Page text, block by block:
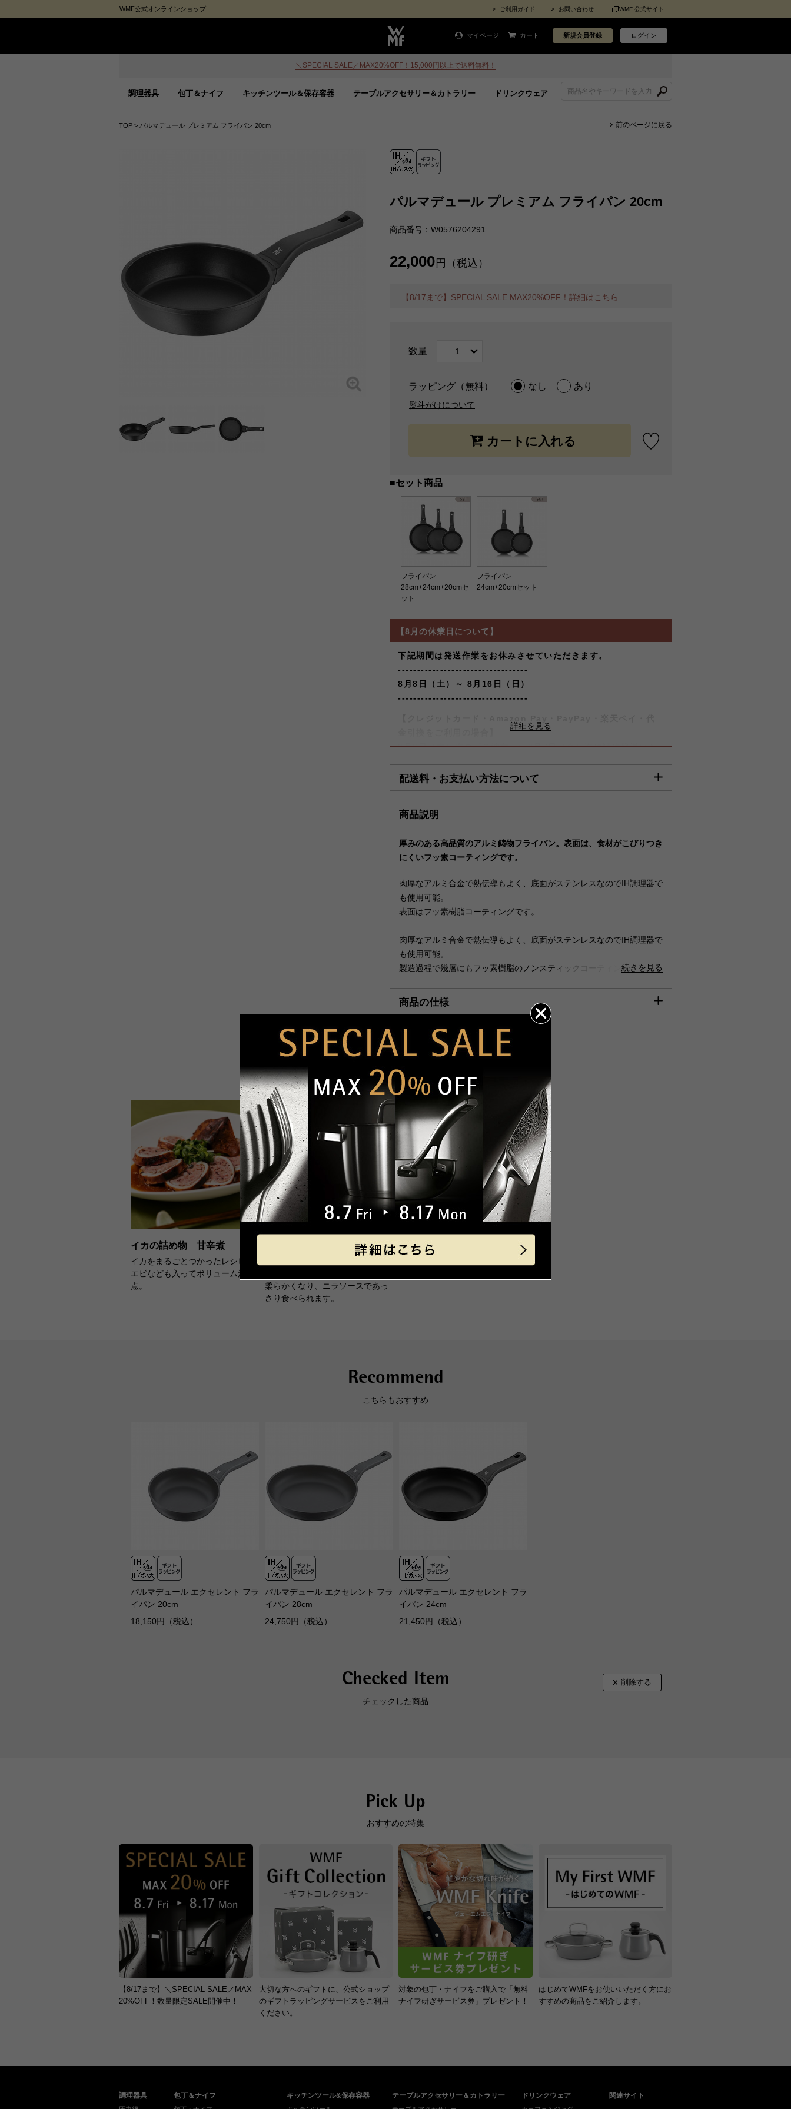
WMF公式オンラインショップ ご利用ガイド お問い合わせ WMF 公式サイト
マイページ カート 新規会員登録 ログイン
＼SPECIAL SALE／MAX20%OFF！15,000円以上で送料無料！
調理器具 包丁＆ナイフ キッチンツール＆保存容器 テーブルアクセサリー＆カトラリー ドリンクウェア
TOP > パルマデュール プレミアム フライパン 20cm 前のページに戻る
パルマデュール プレミアム フライパン 20cm
商品番号：W0576204291
22,000 円（税込）
【8/17まで】SPECIAL SALE MAX20%OFF！詳細はこちら
数量
ラッピング（無料） なし あり
熨斗がけについて
■セット商品
フライパン
28cm+24cm+20cmセ
ット
フライパン
24cm+20cmセット
【8月の休業日について】
下記期間は発送作業をお休みさせていただきます。
----------------------------------
8月8日（土）～ 8月16日（日）
----------------------------------
8月6日（木）迄の『ご注文』は8月7日（金）迄に順次発送いた
【コンビニ決済をご利用の場合】
迄に順次発送いたします。
（月）以降の発送となります。
し上げます。
配送料・お支払い方法について
■配送料（税込）
東北・関東・信越・
840円
中国・四国
九州 1,100円
沖縄 1,980円
海外への発送は行っておりません。
■お支払方法
「コンパクト便」を選択の場合は、クレジット決済のみのご利用とな
ります。
一括払のみご利用可能です。
キャッシュレス決済
コンビニ決済
セブンイレブン、ローソン、
ファミリーマート、ミニストップ、
デイリーヤマザキ、セイコーマート
【手数料】
330円（一律）
代金引換
【代金引換手数料】
330円～1,100円
ご注文金額に応じて手数料が異なりま
商品説明
厚みのある高品質のアルミ鋳物フライパン。表面は、食材がこびりつき
にくいフッ素コーティングです。
肉厚なアルミ合金で熱伝導もよく、底面がステンレスなのでIH調理器で
も使用可能。
表面はフッ素樹脂コーティングです。
肉厚なアルミ合金で熱伝導もよく、底面がステンレスなのでIH調理器で
も使用可能。
製造過程で幾層にもフッ素樹脂のノンスティックコーティングを施して
いるので、くっつきにくさは抜群！
肉や魚が本来持つ脂を利用して焼き上げるから、美味しく綺麗に焼きあ
目玉焼きやパンケーキ、炒め物などは普段より少ない油で充分です。
環境にも人間にも安心・安全。
【取扱説明書】
あり
付属冊子を見る
続きを見る
商品の仕様
製品サイズ（寸法）
内寸(mm):200
外寸(mm):214
高さ本体のみ(mm):56
全高-ふた込(mm):78
深さ(mm):47
底径(mm):145
製品重量(g):1100
満水容量(ml):1,300
本体:アルミニウム合金
はり底:ステンレス鋼（底の厚さ:6.0mm/
はり底を含む場合:9.1mm）
原産国 ドイツ
保証情報
Recipe
こちらの商品を使ったレシピ
イカの詰め物 甘辛煮
イカをまるごとつかったレシピ。
エビなども入ってボリューム満
点。
鶏もも肉の塩麹焼き、ニラソ
柔らかくなり、ニラソースであっ
さり食べられます。
Recommend
こちらもおすすめ
パルマデュール エクセレント フラ
イパン 20cm
18,150円（税込）
パルマデュール エクセレント フラ
イパン 28cm
24,750円（税込）
パルマデュール エクセレント フラ
イパン 24cm
21,450円（税込）
Checked Item
チェックした商品
Pick Up
おすすめの特集
【8/17まで】＼SPECIAL SALE／MAX
20%OFF！数量限定SALE開催中！
大切な方へのギフトに、公式ショップ
のギフトラッピングサービスをご利用
ください。
対象の包丁・ナイフをご購入で「無料
ナイフ研ぎサービス券」プレゼント！
はじめてWMFをお使いいただく方にお
すすめの商品をご紹介します。
調理器具 包丁＆ナイフ キッチンツール&保存容器 テーブルアクセサリー＆カトラリー ドリンクウェア 関連サイト